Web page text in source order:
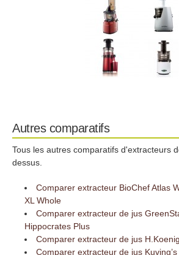
Autres comparatifs
Tous les autres comparatifs d'extracteurs
dessus.
Comparer extracteur BioChef Atlas
XL Whole
Comparer extracteur de jus
Hippocrates Plus
Comparer extracteur de jus
Comparer extracteur de jus